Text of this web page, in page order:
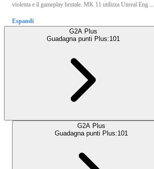
violenta e il gameplay brutale. MK 11 utilizza Unreal Eng ...
Espandi
G2A Plus
Guadagna punti Plus:101
G2A Plus
Guadagna punti Plus:101